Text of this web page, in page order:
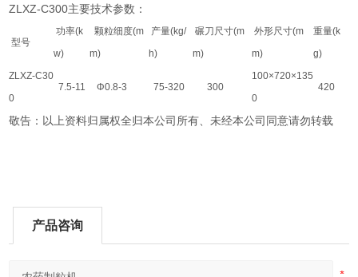
ZLXZ-C300主要技术参数：
型号
功率(k
w)
颗粒细度(m
m)
产量(kg/
h)
碾刀尺寸(m
m)
外形尺寸(m
m)
重量(k
g)
ZLXZ-C30
0
7.5-11 Φ0.8-3 75-320 300
100×720×135
0
420
敬告：以上资料归属权全归本公司所有、未经本公司同意请勿转载
产品咨询